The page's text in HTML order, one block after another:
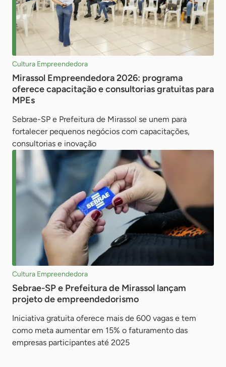
Cultura Empreendedora
Mirassol Empreendedora 2026: programa
oferece capacitação e consultorias gratuitas para
MPEs
Sebrae-SP e Prefeitura de Mirassol se unem para
fortalecer pequenos negócios com capacitações,
consultorias e inovação
Cultura Empreendedora
Sebrae-SP e Prefeitura de Mirassol lançam
projeto de empreendedorismo
Iniciativa gratuita oferece mais de 600 vagas e tem
como meta aumentar em 15% o faturamento das
empresas participantes até 2025